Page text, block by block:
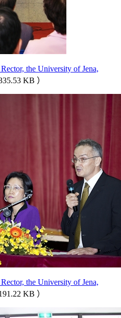
the University of Jena,
KB ）
the University of Jena,
KB ）